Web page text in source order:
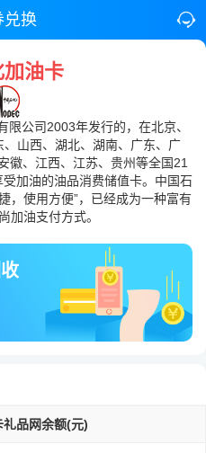
兑换
加油卡
公司2003年发行的，在北京、
、山西、湖北、湖南、广东、广
徽、江西、江苏、贵州等全国21
加油的油品消费储值卡。中国石
，使用方便”，已经成为一种富有
加油支付方式。
礼品网余额(元)